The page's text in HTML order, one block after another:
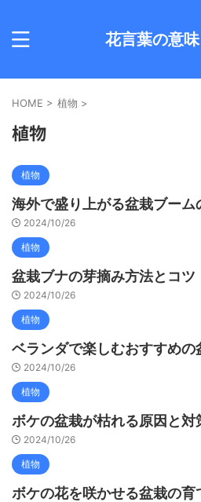
花言葉の意
HOME > 植物 >
植物
植物
海外で盛り上がる盆栽ブーム
2024/10/26
植物
盆栽ブナの芽摘み方法とコツ
2024/10/26
植物
ベランダで楽しむおすすめの
2024/10/26
植物
ボケの盆栽が枯れる原因と対
2024/10/26
植物
ボケの花を咲かせる盆栽の育